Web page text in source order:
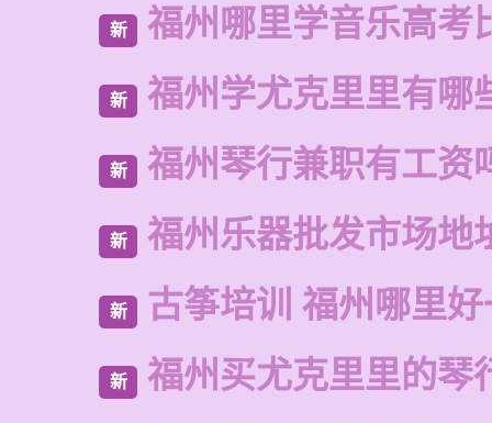
新 福州哪里学音乐高考
新 福州学尤克里里有哪
新 福州琴行兼职有工资
新 福州乐器批发市场地
新 古筝培训 福州哪里
新 福州买尤克里里的琴